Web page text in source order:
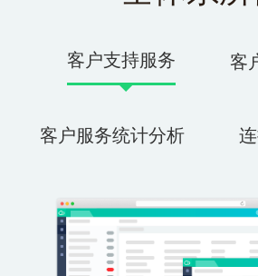
客户支持服务 客
客户服务统计分析